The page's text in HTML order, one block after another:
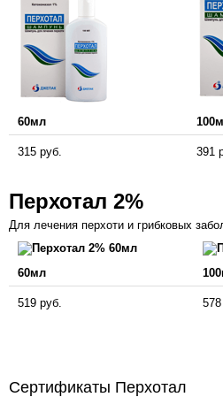
60мл
315 руб. 391
Перхотал 2%
Для лечения перхоти и грибковых
60мл
519 руб.
Сертификаты Перхотал